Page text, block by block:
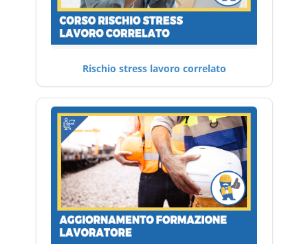
Rischio stress lavoro correlato